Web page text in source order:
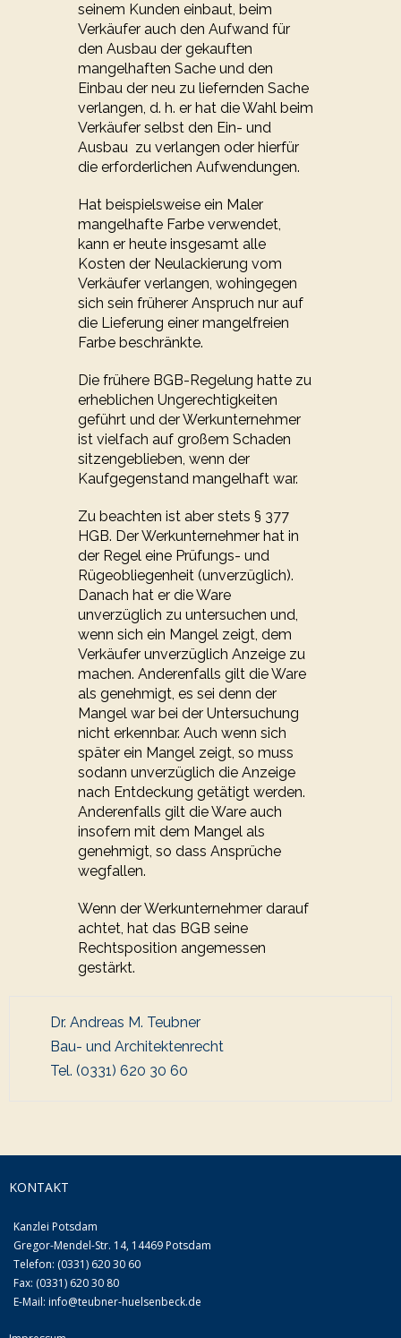
seinem Kunden einbaut, beim
Verkäufer auch den Aufwand für
den Ausbau der gekauften
mangelhaften Sache und den
Einbau der neu zu liefernden Sache
verlangen, d. h. er hat die Wahl beim
Verkäufer selbst den Ein- und
Ausbau zu verlangen oder hierfür
die erforderlichen Aufwendungen.
Hat beispielsweise ein Maler
mangelhafte Farbe verwendet,
kann er heute insgesamt alle
Kosten der Neulackierung vom
Verkäufer verlangen, wohingegen
sich sein früherer Anspruch nur auf
die Lieferung einer mangelfreien
Farbe beschränkte.
Die frühere BGB-Regelung hatte zu
erheblichen Ungerechtigkeiten
geführt und der Werkunternehmer
ist vielfach auf großem Schaden
sitzengeblieben, wenn der
Kaufgegenstand mangelhaft war.
Zu beachten ist aber stets § 377
HGB. Der Werkunternehmer hat in
der Regel eine Prüfungs- und
Rügeobliegenheit (unverzüglich).
Danach hat er die Ware
unverzüglich zu untersuchen und,
wenn sich ein Mangel zeigt, dem
Verkäufer unverzüglich Anzeige zu
machen. Anderenfalls gilt die Ware
als genehmigt, es sei denn der
Mangel war bei der Untersuchung
nicht erkennbar. Auch wenn sich
später ein Mangel zeigt, so muss
sodann unverzüglich die Anzeige
nach Entdeckung getätigt werden.
Anderenfalls gilt die Ware auch
insofern mit dem Mangel als
genehmigt, so dass Ansprüche
wegfallen.
Wenn der Werkunternehmer darauf
achtet, hat das BGB seine
Rechtsposition angemessen
gestärkt.
Dr. Andreas M. Teubner
Bau- und Architektenrecht
Tel. (0331) 620 30 60
KONTAKT
Kanzlei Potsdam
Gregor-Mendel-Str. 14, 14469 Potsdam
Telefon: (0331) 620 30 60
Fax: (0331) 620 30 80
E-Mail: info@teubner-huelsenbeck.de